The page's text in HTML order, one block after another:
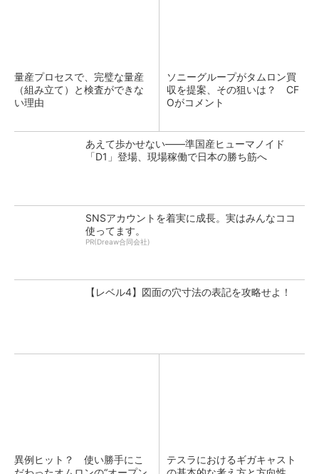
量産プロセスで、完璧な量産
（組み立て）と検査ができな
い理由
ソニーグループがタムロン買
収を提案、その狙いは？ CF
Oがコメント
あえて歩かせない――準国産ヒューマノイド
「D1」登場、現場稼働で日本の勝ち筋へ
SNSアカウントを着実に成長。実はみんなココ
使ってます。
PR(Dreaw合同会社)
【レベル4】図面の穴寸法の表記を攻略せよ！
異例ヒット？ 使い勝手にこ
テスラにおけるギガキャスト